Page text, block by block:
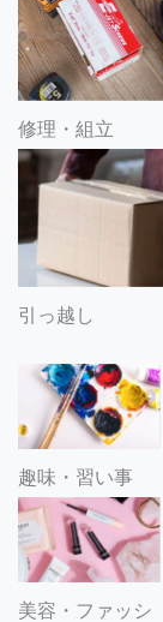
修理・組立
引っ越し
趣味・習い事
美容・ファッシ